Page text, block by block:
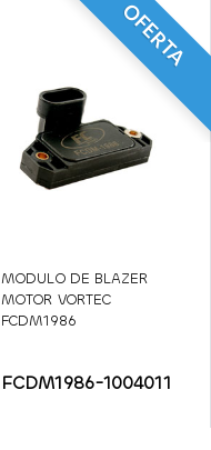
OFERTA
MODULO DE BLAZER
MOTOR VORTEC
FCDM1986
FCDM1986-1004011